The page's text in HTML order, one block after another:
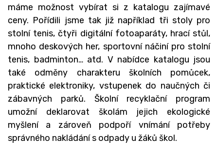
ŠKOLNÍ PORADENSKÉ PRACOVIŠTĚ ↓
Kariérové poradenství
Speciální pedagog
Školní koordinátor podpory nadání
Školní metodici prevence
Školní psycholožka
máme možnost vybírat si z katalogu zajímavé
ceny. Pořídili jsme tak již například tři stoly pro
stolní tenis, čtyři digitální fotoaparáty, hrací stůl,
mnoho deskových her, sportovní náčiní pro stolní
tenis, badminton… atd. V nabídce katalogu jsou
také odměny charakteru školních pomůcek,
praktické elektroniky, vstupenek do naučných či
zábavných parků. Školní recyklační program
umožní deklarovat školám jejich ekologické
myšlení a zároveň podpoří vnímání potřeby
správného nakládání s odpady u žáků škol.